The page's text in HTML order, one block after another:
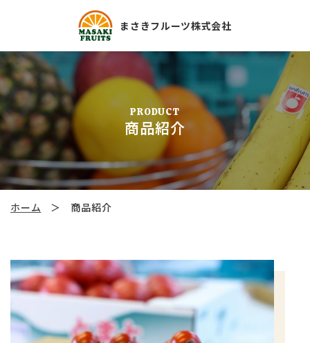
まさきフルーツ株式会社
商品紹介
PRODUCT
ホーム ＞ 商品紹介